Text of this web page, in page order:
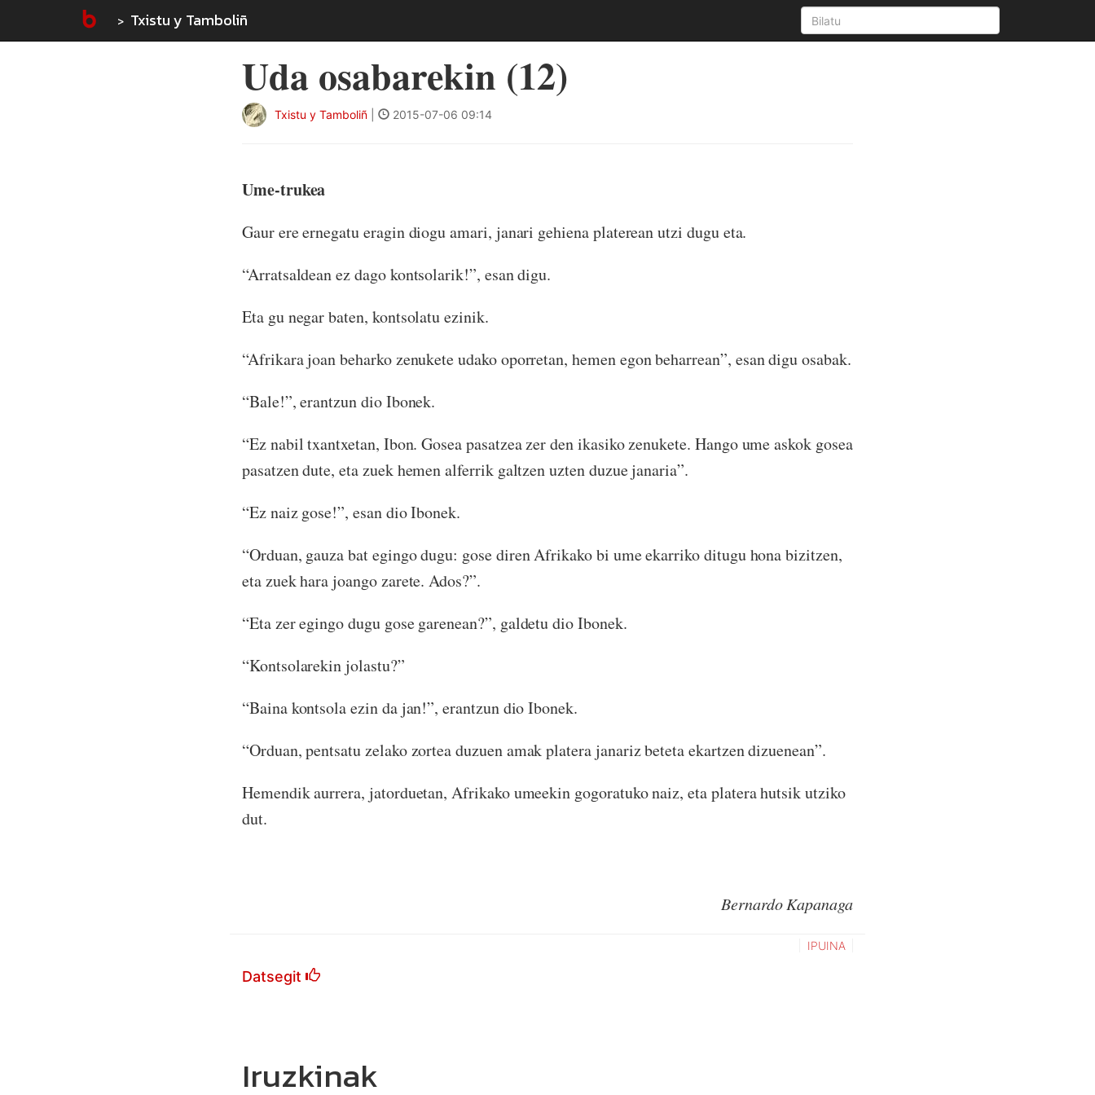
Txistu y Tamboliñ
Uda osabarekin (12)
Txistu y Tamboliñ 2015-07-06 09:14
Ume-trukea
Gaur ere ernegatu eragin diogu amari, janari gehiena platerean utzi dugu eta.
“Arratsaldean ez dago kontsolarik!”, esan digu.
Eta gu negar baten, kontsolatu ezinik.
“Afrikara joan beharko zenukete udako oporretan, hemen egon beharrean”, esan digu osabak.
“Bale!”, erantzun dio Ibonek.
“Ez nabil txantxetan, Ibon. Gosea pasatzea zer den ikasiko zenukete. Hango ume askok gosea
pasatzen dute, eta zuek hemen alferrik galtzen uzten duzue janaria”.
“Ez naiz gose!”, esan dio Ibonek.
“Orduan, gauza bat egingo dugu: gose diren Afrikako bi ume ekarriko ditugu hona bizitzen,
eta zuek hara joango zarete. Ados?”.
“Eta zer egingo dugu gose garenean?”, galdetu dio Ibonek.
“Kontsolarekin jolastu?”
“Baina kontsola ezin da jan!”, erantzun dio Ibonek.
“Orduan, pentsatu zelako zortea duzuen amak platera janariz beteta ekartzen dizuenean”.
Hemendik aurrera, jatorduetan, Afrikako umeekin gogoratuko naiz, eta platera hutsik utziko
dut.
Bernardo Kapanaga
Datsegit
IPUINA
Iruzkinak